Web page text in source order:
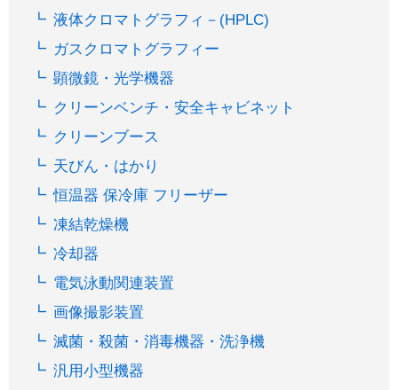
液体クロマトグラフィ－(HPLC)
ガスクロマトグラフィー
顕微鏡・光学機器
クリーンベンチ・安全キャビネット
クリーンブース
天びん・はかり
恒温器 保冷庫 フリーザー
凍結乾燥機
冷却器
電気泳動関連装置
画像撮影装置
滅菌・殺菌・消毒機器・洗浄機
汎用小型機器